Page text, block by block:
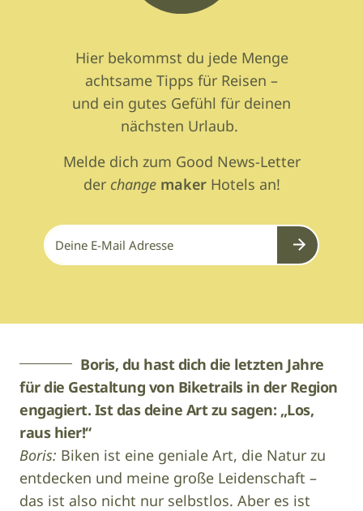
Hier bekommst du jede Menge
achtsame Tipps für Reisen –
und ein gutes Gefühl für deinen
nächsten Urlaub.
Melde dich zum Good News-Letter
der change makerHotels an!
Submit
Boris, du hast dich die letzten Jahre
für die Gestaltung von Biketrails in der Region
engagiert. Ist das deine Art zu sagen: „Los,
raus hier!“
Boris: Biken ist eine geniale Art, die Natur zu
entdecken und meine große Leidenschaft –
das ist also nicht nur selbstlos. Aber es ist